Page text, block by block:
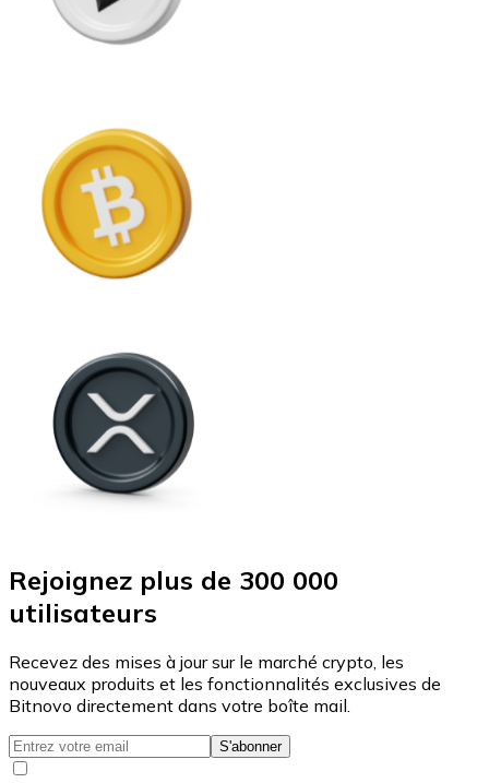
Rejoignez plus de 300 000
utilisateurs
Recevez des mises à jour sur le marché crypto, les
nouveaux produits et les fonctionnalités exclusives de
Bitnovo directement dans votre boîte mail.
S'abonner